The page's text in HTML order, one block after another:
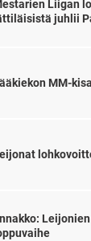
Liigan
juhlii
MM-